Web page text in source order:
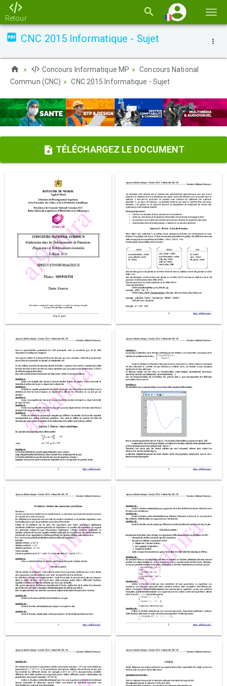
la
Retour
CNC 2015 Informatique - Sujet
Concours Informatique MP
Concours National
Commun (CNC)
CNC 2015 Informatique - Sujet
TÉLÉCHARGEZ LE DOCUMENT